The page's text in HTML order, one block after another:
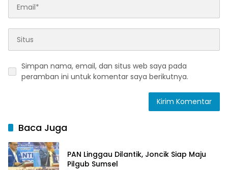
Simpan nama, email, dan situs web saya pada
peramban ini untuk komentar saya berikutnya.
Baca Juga
PAN Linggau Dilantik, Joncik Siap Maju
Pilgub Sumsel